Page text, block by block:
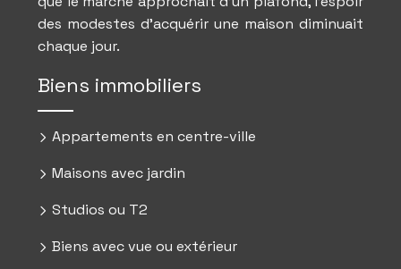
des modestes d’acquérir une maison diminuait
chaque jour.
Biens immobiliers
Appartements en centre-ville
Maisons avec jardin
Studios ou T2
Biens avec vue ou extérieur